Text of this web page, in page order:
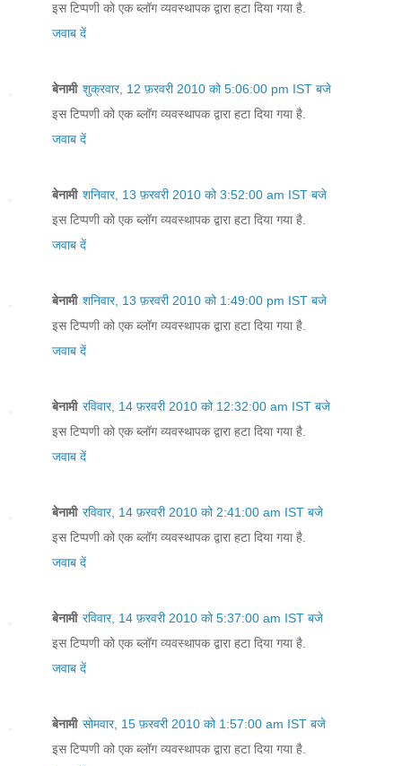
इस टिप्पणी को एक ब्लॉग व्यवस्थापक द्वारा हटा दिया गया है.
जवाब दें
बेनामी शुक्रवार, 12 फ़रवरी 2010 को 5:06:00 pm IST बजे
इस टिप्पणी को एक ब्लॉग व्यवस्थापक द्वारा हटा दिया गया है.
जवाब दें
बेनामी शनिवार, 13 फ़रवरी 2010 को 3:52:00 am IST बजे
इस टिप्पणी को एक ब्लॉग व्यवस्थापक द्वारा हटा दिया गया है.
जवाब दें
बेनामी शनिवार, 13 फ़रवरी 2010 को 1:49:00 pm IST बजे
इस टिप्पणी को एक ब्लॉग व्यवस्थापक द्वारा हटा दिया गया है.
जवाब दें
बेनामी रविवार, 14 फ़रवरी 2010 को 12:32:00 am IST बजे
इस टिप्पणी को एक ब्लॉग व्यवस्थापक द्वारा हटा दिया गया है.
जवाब दें
बेनामी रविवार, 14 फ़रवरी 2010 को 2:41:00 am IST बजे
इस टिप्पणी को एक ब्लॉग व्यवस्थापक द्वारा हटा दिया गया है.
जवाब दें
बेनामी रविवार, 14 फ़रवरी 2010 को 5:37:00 am IST बजे
इस टिप्पणी को एक ब्लॉग व्यवस्थापक द्वारा हटा दिया गया है.
जवाब दें
बेनामी सोमवार, 15 फ़रवरी 2010 को 1:57:00 am IST बजे
इस टिप्पणी को एक ब्लॉग व्यवस्थापक द्वारा हटा दिया गया है.